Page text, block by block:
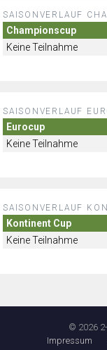
SAISONVERLAUF
Championscup
Keine Teilnahme
SAISONVERLAUF
Eurocup
Keine Teilnahme
SAISONVERLAUF
Kontinent Cup
Keine Teilnahme
© 2026
Impressum